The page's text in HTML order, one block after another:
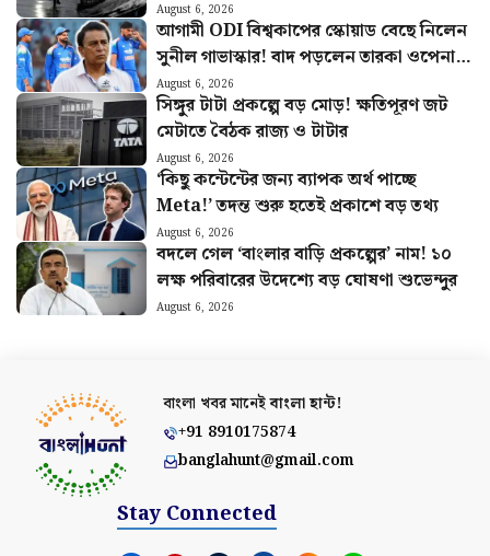
খবর
August 6, 2026
আগামী ODI বিশ্বকাপের স্কোয়াড বেছে নিলেন
সুনীল গাভাস্কার! বাদ পড়লেন তারকা ওপেনার,
দলে ৪ অলরাউন্ডার
August 6, 2026
সিঙ্গুর টাটা প্রকল্পে বড় মোড়! ক্ষতিপূরণ জট
মেটাতে বৈঠক রাজ্য ও টাটার
August 6, 2026
‘কিছু কন্টেন্টের জন্য ব্যাপক অর্থ পাচ্ছে
Meta!’ তদন্ত শুরু হতেই প্রকাশে বড় তথ্য
August 6, 2026
বদলে গেল ‘বাংলার বাড়ি প্রকল্পের’ নাম! ১০
লক্ষ পরিবারের উদেশ্যে বড় ঘোষণা শুভেন্দুর
August 6, 2026
বাংলা খবর মানেইবাংলা হান্ট!
+91 8910175874
banglahunt@gmail.com
Stay Connected